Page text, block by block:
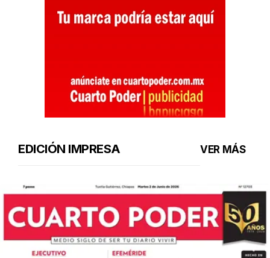
EDICIÓN IMPRESA VER MÁS